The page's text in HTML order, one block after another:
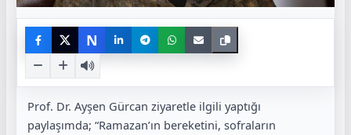
N
Prof. Dr. Ayşen Gürcan ziyaretle ilgili yaptığı
paylaşımda; “Ramazan’ın bereketini, sofraların